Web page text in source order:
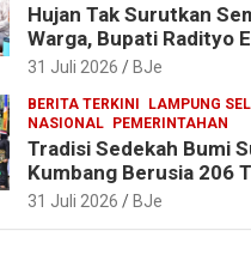
Hujan Tak Surutkan
Warga, Bupati Radityo
Tradisi Sedekah Bumi
31 Juli 2026 BJe
BERITA TERKINI
LAMPUNG
NASIONAL PEMERINTAHAN
Tradisi Sedekah Bumi
Kumbang Berusia 206
Lestari, Bupati Egi Ajak
31 Juli 2026 BJe